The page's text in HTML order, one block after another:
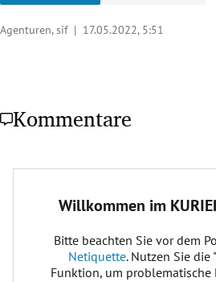
Agenturen, sif | 17.05.2022, 5:51
Kommentare